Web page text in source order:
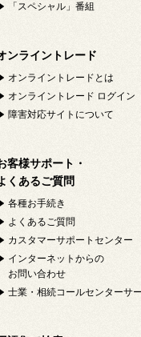
「スペシャル」番組
ンライントレード
オンライントレードとは
オンライントレード ログイン
障害対応サイトについて
客様サポート・
くあるご質問
各種お手続き
よくあるご質問
カスタマーサポートセンター
インターネットからの
お問い合わせ
士業・相続コールセンターサ